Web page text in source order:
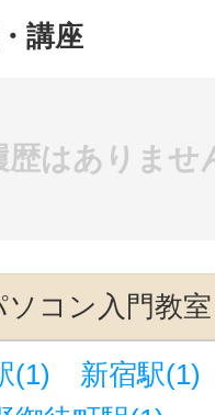
講座
歴はありませ
コン入門教
(1)
新宿駅(1)